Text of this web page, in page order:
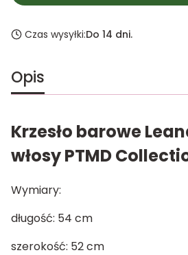
Czas wysyłki:Do 14 dni.
Opis
Krzesło barowe
włosy PTMD
Wymiary:
długość: 54 cm
szerokość: 52 cm